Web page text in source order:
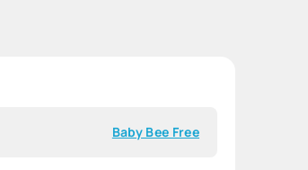
Baby Bee Free